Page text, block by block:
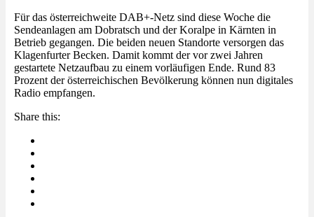
Für das österreichweite DAB+-Netz sind diese Woche die
Sendeanlagen am Dobratsch und der Koralpe in Kärnten in
Betrieb gegangen. Die beiden neuen Standorte versorgen das
Klagenfurter Becken. Damit kommt der vor zwei Jahren
gestartete Netzaufbau zu einem vorläufigen Ende. Rund 83
Prozent der österreichischen Bevölkerung können nun digitales
Radio empfangen.
Share this: